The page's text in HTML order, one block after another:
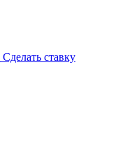
Сделать ставку